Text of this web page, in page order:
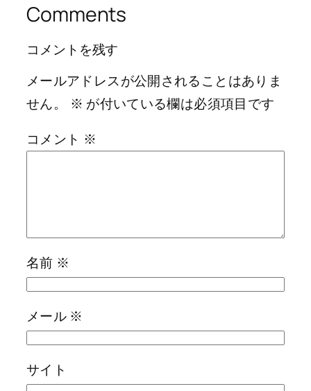
Comments
コメントを残す
メールアドレスが公開されることはありま
せん。
※ が付いている欄は必須項目です
コメント ※
名前 ※
メール ※
サイト